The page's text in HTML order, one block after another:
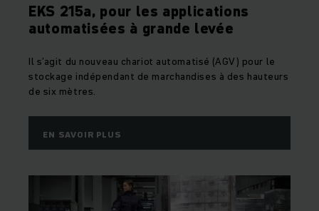
EKS 215a, pour les applications
automatisées à grande levée
Il s’agit du nouveau chariot automatisé (AGV) pour le
stockage indépendant de marchandises à des hauteurs
de six mètres.
EN SAVOIR PLUS